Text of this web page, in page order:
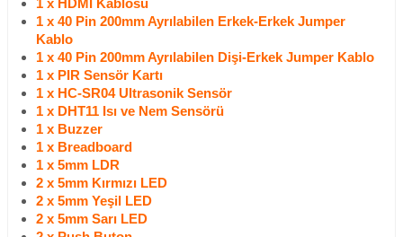
1 x HDMI Kablosu
1 x 40 Pin 200mm Ayrılabilen Erkek-Erkek Jumper
Kablo
1 x 40 Pin 200mm Ayrılabilen Dişi-Erkek Jumper Kablo
1 x PIR Sensör Kartı
1 x HC-SR04 Ultrasonik Sensör
1 x DHT11 Isı ve Nem Sensörü
1 x Buzzer
1 x Breadboard
1 x 5mm LDR
2 x 5mm Kırmızı LED
2 x 5mm Yeşil LED
2 x 5mm Sarı LED